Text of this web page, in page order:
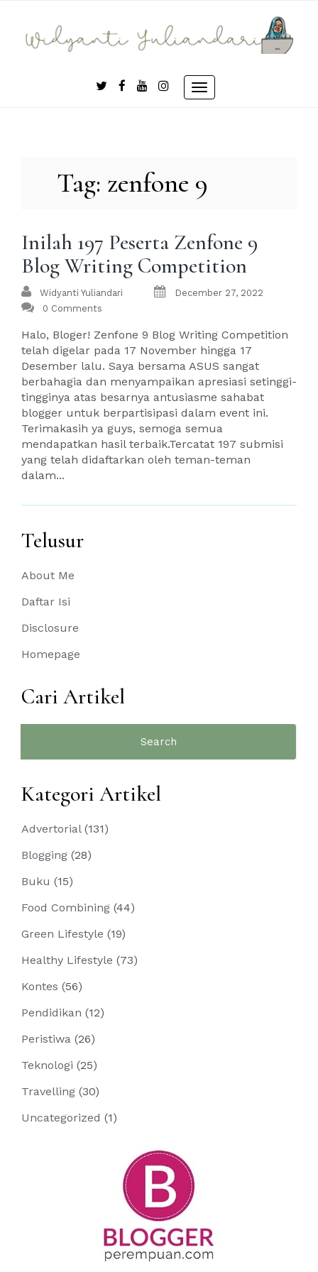
content
Toggle
Tag: zenfone 9
Inilah 197 Peserta Zenfone 9
Blog Writing Competition
Widyanti Yuliandari
December 27, 2022
0 Comments
Halo, Bloger! Zenfone 9 Blog Writing Competition
telah digelar pada 17 November hingga 17
Desember lalu. Saya bersama ASUS sangat
berbahagia dan menyampaikan apresiasi setinggi-
tingginya atas besarnya antusiasme sahabat
blogger untuk berpartisipasi dalam event ini.
Terimakasih ya guys, semoga semua
mendapatkan hasil terbaik.Tercatat 197 submisi
yang telah didaftarkan oleh teman-teman
dalam...
Telusur
About Me
Daftar Isi
Disclosure
Homepage
Cari Artikel
Kategori Artikel
Advertorial (131)
Blogging (28)
Buku (15)
Food Combining (44)
Green Lifestyle (19)
Healthy Lifestyle (73)
Kontes (56)
Pendidikan (12)
Peristiwa (26)
Teknologi (25)
Travelling (30)
Uncategorized (1)